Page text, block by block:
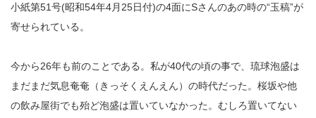
小紙第51号(昭和54年4月25日付)の4面にSさんのあの時の“玉稿”が
寄せられている。
今から26年も前のことである。私が40代の頃の事で、琉球泡盛は
まだまだ気息奄奄（きっそくえんえん）の時代だった。桜坂や他
の飲み屋街でも殆ど泡盛は置いていなかった。むしろ置いてない